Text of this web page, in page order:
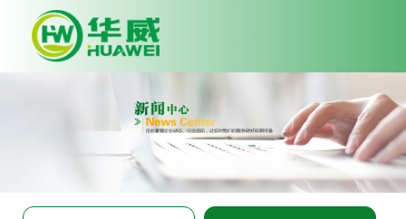
Deprecated: Array and string
syntax with curly braces is
C:\wwwroot\huawei-
pco.com\app\common.phpon